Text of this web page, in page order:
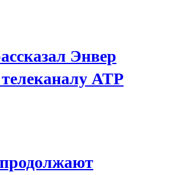
Энвер
АТР